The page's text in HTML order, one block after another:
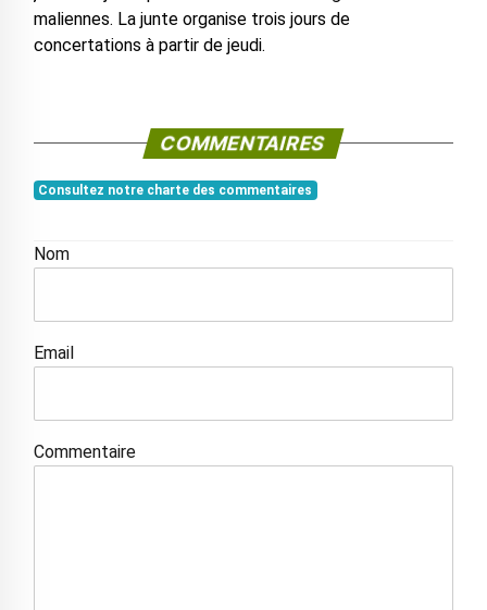
maliennes. La junte organise trois jours de
concertations à partir de jeudi.
COMMENTAIRES
Consultez notre charte des commentaires
Nom
Email
Commentaire